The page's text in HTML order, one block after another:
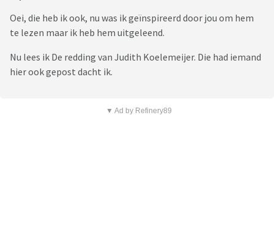
Oei, die heb ik ook, nu was ik geïnspireerd door jou om hem
te lezen maar ik heb hem uitgeleend.
Nu lees ik De redding van Judith Koelemeijer. Die had iemand
hier ook gepost dacht ik.
▼ Ad by Refinery89